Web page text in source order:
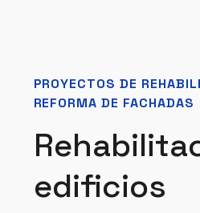
PROYECTOS DE
REFORMA DE FACHADAS
edificios